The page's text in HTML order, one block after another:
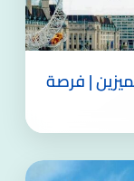
| فرصة